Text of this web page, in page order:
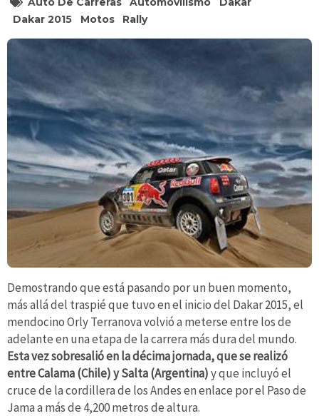
Dakar 2015
Motos Rally
Demostrando que está pasando por un buen momento,
más allá del traspié que tuvo en el inicio del Dakar 2015, el
mendocino Orly Terranova volvió a meterse entre los de
adelante en una etapa de la carrera más dura del mundo.
Esta vez sobresalió en la décima jornada, que se realizó
entre Calama (Chile) y Salta (Argentina)y que incluyó el
cruce de la cordillera de los Andes en enlace por el Paso de
Jama a más de 4,200 metros de altura.